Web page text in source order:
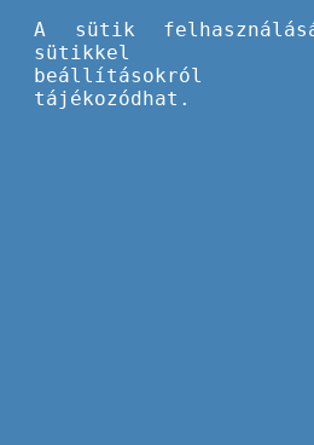
A Tempus
eseményen a
és ehhez milyen
A webinárium
nemzetközi
A sütik
sütikkel
beállításokról
tájékozódhat.